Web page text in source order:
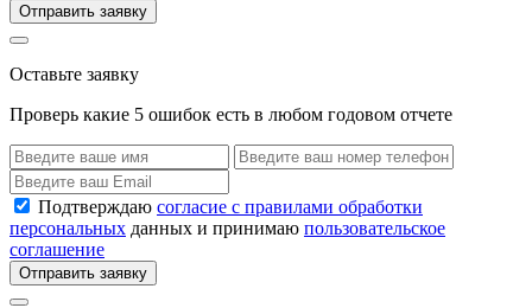
Отправить заявку
Оставьте заявку
Проверь какие 5 ошибок есть в любом годовом отчете
Подтверждаю согласие с правилами обработки
персональных данных и принимаю пользовательское
соглашение
Отправить заявку